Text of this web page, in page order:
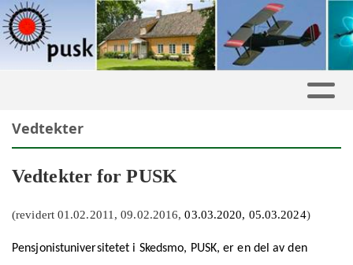
Vedtekter
Vedtekter for PUSK
(revidert 01.02.2011, 09.02.2016,03.03.2020, 05.03.2024)
Pensjonistuniversitetet i Skedsmo, PUSK, er en del av den